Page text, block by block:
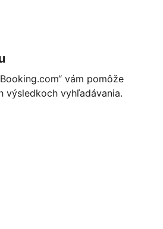
vám pomôže
výsledkoch vyhľadávania.